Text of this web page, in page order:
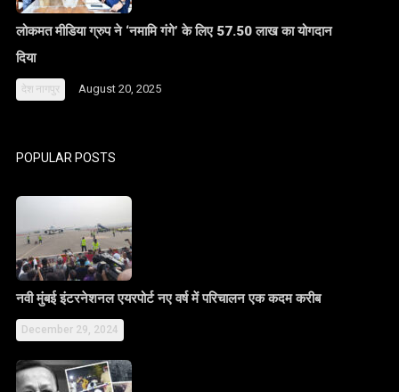
लोकमत मीडिया ग्रुप ने ‘नमामि गंगे’ के लिए 57.50 लाख का योगदान
दिया
देश नागपुर August 20, 2025
POPULAR POSTS
नवी मुंबई इंटरनेशनल एयरपोर्ट नए वर्ष में परिचालन एक कदम करीब
December 29, 2024